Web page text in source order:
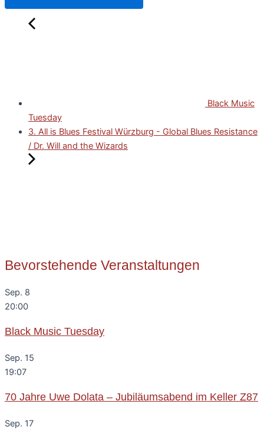
Black Music
Tuesday
3. All is Blues Festival Würzburg - Global Blues Resistance
/ Dr. Will and the Wizards
Bevorstehende Veranstaltungen
Sep. 8
20:00
Black Music Tuesday
Sep. 15
19:07
70 Jahre Uwe Dolata – Jubiläumsabend im Keller Z87
Sep. 17